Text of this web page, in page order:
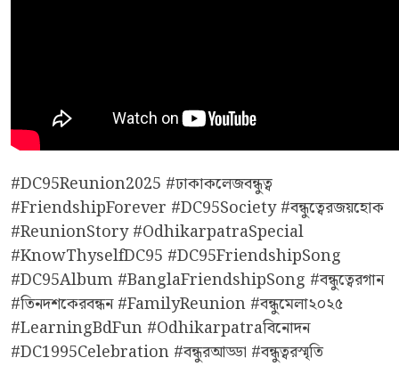
#DC95Reunion2025 #ঢাকাকলেজবন্ধুত্ব
#FriendshipForever #DC95Society #বন্ধুত্বেরজয়হোক
#ReunionStory #OdhikarpatraSpecial
#KnowThyselfDC95 #DC95FriendshipSong
#DC95Album #BanglaFriendshipSong #বন্ধুত্বেরগান
#তিনদশকেরবন্ধন #FamilyReunion #বন্ধুমেলা২০২৫
#LearningBdFun #Odhikarpatraবিনোদন
#DC1995Celebration #বন্ধুরআড্ডা #বন্ধুত্বরস্মৃতি